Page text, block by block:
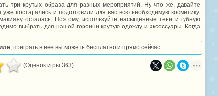
три крутых образа для разных мероприятий. Ну что же, давайте
постарались и подготовили для вас всю необходимую косметику.
осталась. Поэтому, используйте насыщенные тени и губную
выбрать для нашей героини крутую одежду и аксессуары. Когда
, поиграть в нее вы можете бесплатно и прямо сейчас.
(Оценок игры 363)